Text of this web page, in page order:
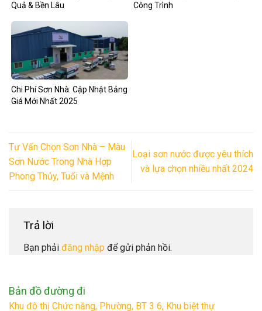
Quả & Bền Lâu
Công Trình
Chi Phí Sơn Nhà: Cập Nhật Bảng
Giá Mới Nhất 2025
Tư Vấn Chọn Sơn Nhà – Màu
Sơn Nước Trong Nhà Hợp
Phong Thủy, Tuổi và Mệnh
Loại sơn nước được yêu thích
và lựa chọn nhiều nhất 2024
Trả lời
Bạn phải đăng nhập để gửi phản hồi.
Bản đồ đường đi
Khu đô thị Chức năng, Phường, BT 3 6, Khu biệt thự